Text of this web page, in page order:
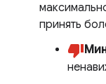
принять